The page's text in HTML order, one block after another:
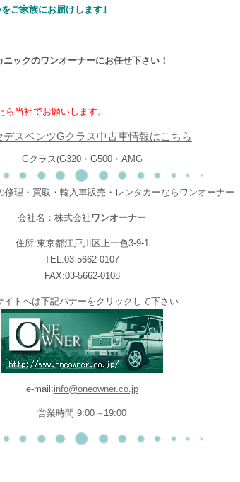
ご家族にお届けします｣
ックのワンオーナーにお任せ下さい！
当社でお願いします。
デスベンツGクラス中古車情報はこちら
Gクラス(G320・G500・AMG
修理・買取・輸入車販売・レンタカーならワンオーナー
会社名：株式会社ワンオーナー
住所:東京都江戸川区上一色3-9-1
TEL:03-5662-0107
FAX:03-5662-0108
イトへは下記バナーをクリックして下さい
e-mail:info@oneowner.co.jp
営業時間 9:00～19:00